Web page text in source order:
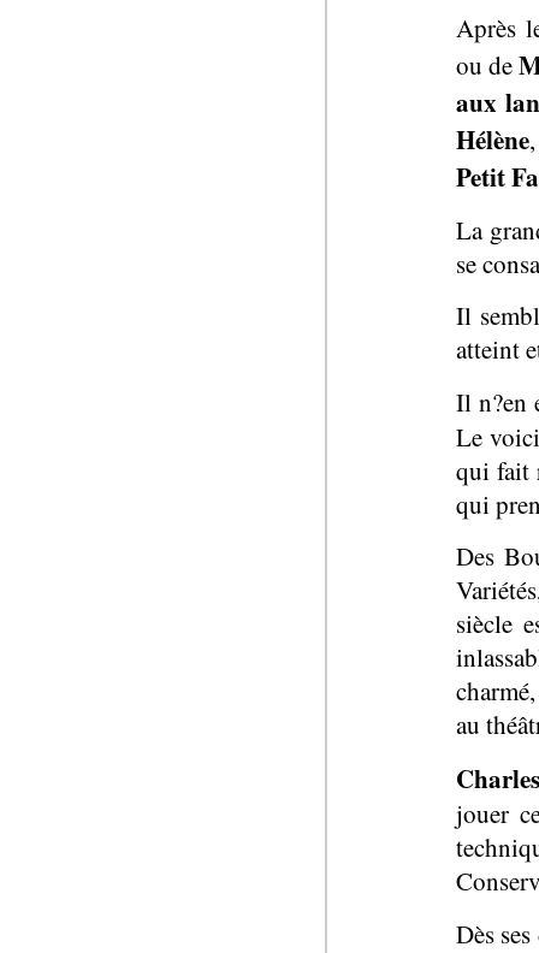
Après
ou de
aux
Hélène
Petit
La
se
Il
atteint
Il n?en
Le
qui fait
qui
Des
siècle
au
jouer
Dès